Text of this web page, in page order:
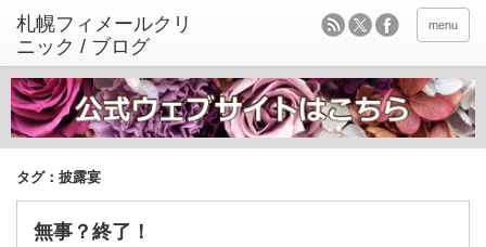
menu
タグ：披露宴
無事？終了！